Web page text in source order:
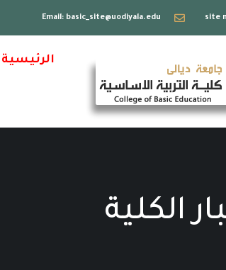
site
Email: basic_site@uodiyala.edu
الرئيسية
الكلية